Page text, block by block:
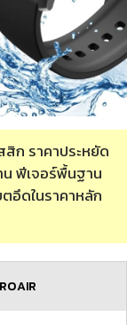
ก ราคาประหยัด
น ฟีเจอร์พื้นฐาน
อึดในราคาหลัก
AIR